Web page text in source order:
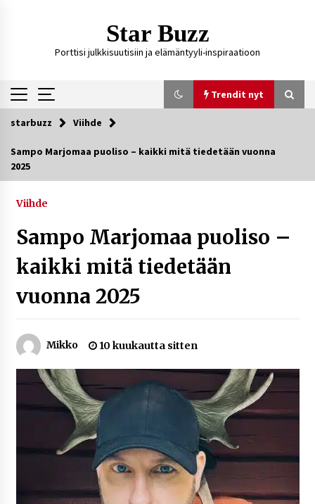
Star Buzz
Porttisi julkkisuutisiin ja elämäntyyli-inspiraatioon
Trendit nyt
Trendit nyt
Ali Leiniö vankila – mitä väitteistä tiedetään?
4 päivää sitten
Matti Koivisto toimittaja ikä – mitä Ylen
1 viikko sitten
Jaakko Selin puoliso Simo – pitkä
rakkaustarina, elämäntyö ja ura
1 viikko sitten
Näin pikakasinot nopeuttavat kotiutuksia
starbuzz Viihde
Sampo Marjomaa puoliso – kaikki mitä tiedetään vuonna
2025
Viihde
Sampo Marjomaa puoliso –
kaikki mitä tiedetään
vuonna 2025
Mikko 10 kuukautta sitten